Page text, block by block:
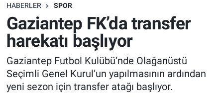
HABERLER SPOR
Gaziantep FK’da transfer
harekatı başlıyor
Gaziantep Futbol Kulübü’nde Olağanüstü
Seçimli Genel Kurul’un yapılmasının ardından
yeni sezon için transfer atağı başlıyor.